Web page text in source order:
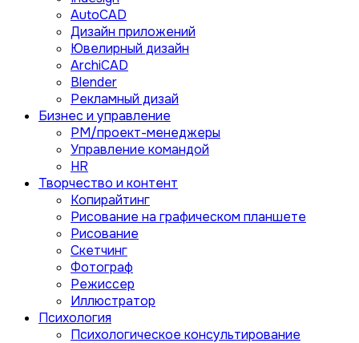
AutoCAD
Дизайн приложений
Ювелирный дизайн
ArchiCAD
Blender
Рекламный дизай
Бизнес и управление
PM/проект-менеджеры
Управление командой
HR
Творчество и контент
Копирайтинг
Рисование на графическом планшете
Рисование
Скетчинг
Фотограф
Режиссер
Иллюстратор
Психология
Психологическое консультирование